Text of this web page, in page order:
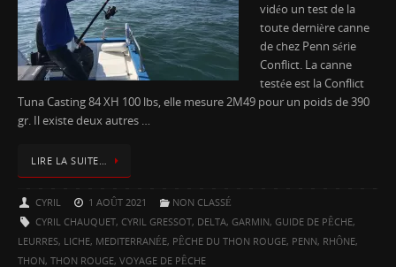
vidéo un test de la
toute dernière canne
de chez Penn série
Conflict. La canne
testée est la Conflict
Tuna Casting 84 XH 100 lbs, elle mesure 2M49 pour un poids de 390
gr. Il existe deux autres …
LIRE LA SUITE…
CYRIL 1 AOÛT 2021
NON CLASSÉ
CYRIL CHAUQUET, CYRIL GRESSOT, DELTA, GARMIN, GUIDE DE PÊCHE,
LEURRES, LICHE, MEDITERRANÉE, PÊCHE DU THON ROUGE, PENN, RHÔNE,
THON, THON ROUGE, VOYAGE DE PÊCHE